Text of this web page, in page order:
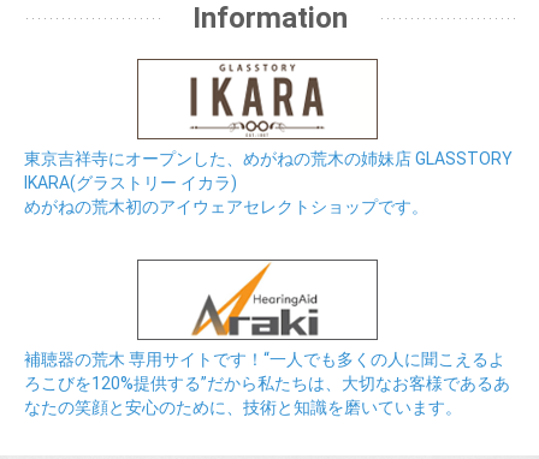
Information
東京吉祥寺にオープンした、めがねの荒木の姉妹店 GLASSTORY
IKARA(グラストリー イカラ)
めがねの荒木初のアイウェアセレクトショップです。
補聴器の荒木 専用サイトです！“一人でも多くの人に聞こえるよ
ろこびを120%提供する”だから私たちは、大切なお客様であるあ
なたの笑顔と安心のために、技術と知識を磨いています。